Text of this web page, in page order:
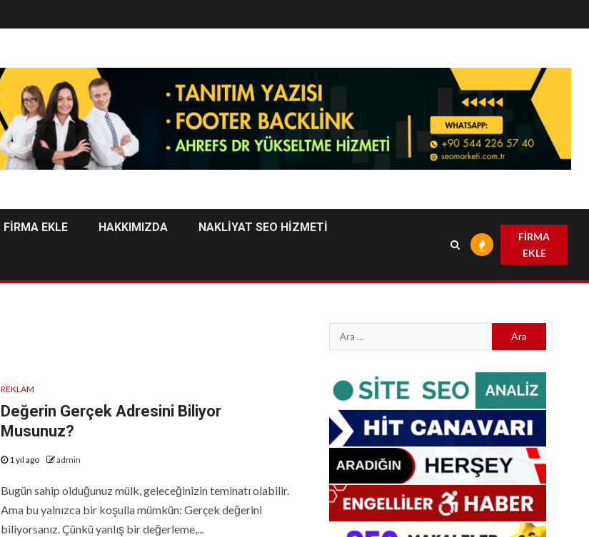
FİRMA EKLE HAKKIMIZDA NAKLİYAT SEO HİZMETİ
FİRMA
EKLE
REKLAM
Değerin Gerçek Adresini Biliyor
Musunuz?
1 yıl ago admin
Bugün sahip olduğunuz mülk, geleceğinizin teminatı olabilir.
Ama bu yalnızca bir koşulla mümkün: Gerçek değerini
biliyorsanız. Çünkü yanlış bir değerleme,...
Arama: